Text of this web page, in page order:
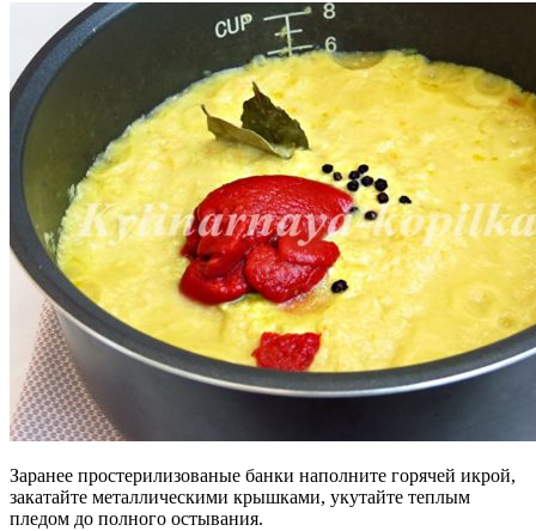
Заранее простерилизованые банки наполните горячей икрой,
закатайте металлическими крышками, укутайте теплым
пледом до полного остывания.